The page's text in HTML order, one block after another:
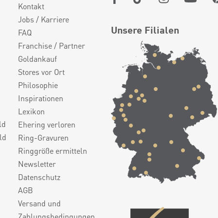
Kontakt
Jobs / Karriere
FAQ
Franchise / Partner
Goldankauf
Stores vor Ort
Philosophie
Inspirationen
Lexikon
Ehering verloren
Ring-Gravuren
Ringgröße ermitteln
Newsletter
Datenschutz
AGB
Versand und
Unsere Filialen